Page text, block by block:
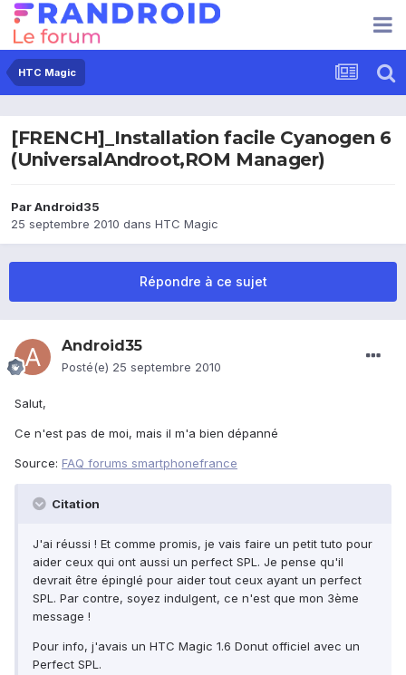
HTC Magic
[FRENCH]_Installation facile Cyanogen 6
(UniversalAndroot,ROM Manager)
ParAndroid35
25 septembre 2010 dans HTC Magic
Répondre à ce sujet
Android35
Posté(e) 25 septembre 2010
Salut,
Ce n'est pas de moi, mais il m'a bien dépanné
Source: FAQ forums smartphonefrance
Citation
J'ai réussi ! Et comme promis, je vais faire un petit tuto pour
aider ceux qui ont aussi un perfect SPL. Je pense qu'il
devrait être épinglé pour aider tout ceux ayant un perfect
SPL. Par contre, soyez indulgent, ce n'est que mon 3ème
message !
Pour info, j'avais un HTC Magic 1.6 Donut officiel avec un
Perfect SPL.